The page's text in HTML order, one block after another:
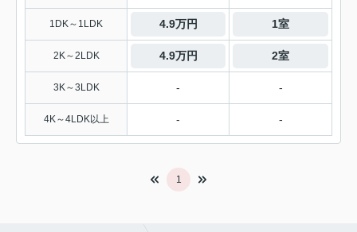
1DK～1LDK 4.9万円 1室
2K～2LDK 4.9万円 2室
3K～3LDK - -
4K～4LDK以上 - -
1